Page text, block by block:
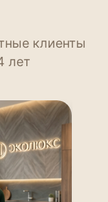
клиенты
лет